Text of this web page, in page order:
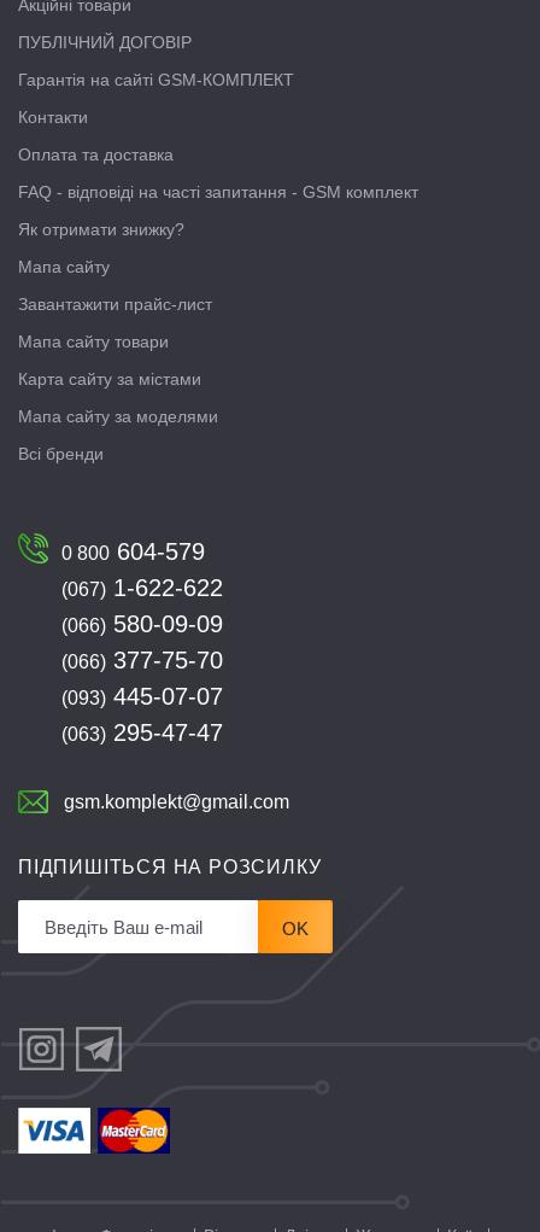
Акційні товари
ПУБЛІЧНИЙ ДОГОВІР
Гарантія на сайті GSM-КОМПЛЕКТ
Контакти
Оплата та доставка
FAQ - відповіді на часті запитання - GSM комплект
Як отримати знижку?
Мапа сайту
Завантажити прайс-лист
Мапа сайту товари
Карта сайту за містами
Мапа сайту за моделями
Всі бренди
0 800 604-579
(067) 1-622-622
(066) 580-09-09
(066) 377-75-70
(093) 445-07-07
(063) 295-47-47
gsm.komplekt@gmail.com
ПІДПИШІТЬСЯ НА РОЗСИЛКУ
OK